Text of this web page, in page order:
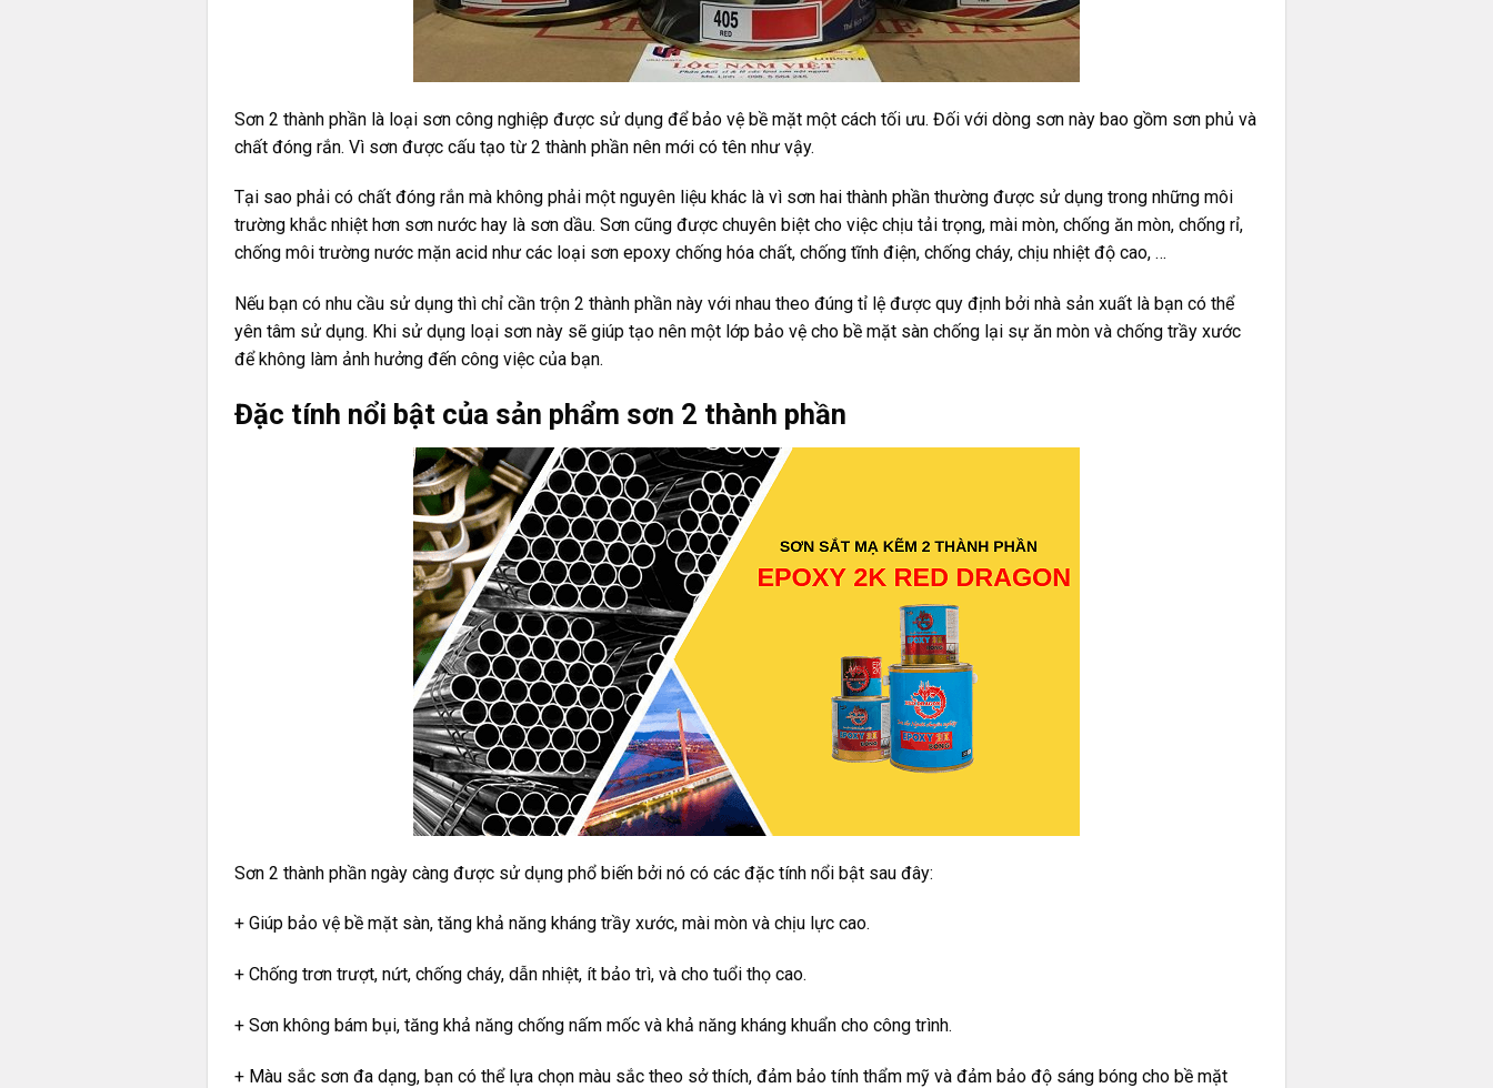
Sơn 2 thành phần là loại sơn công nghiệp được sử dụng để bảo vệ bề mặt một cách tối ưu. Đối với dòng sơn này bao gồm sơn phủ và
chất đóng rắn. Vì sơn được cấu tạo từ 2 thành phần nên mới có tên như vậy.
Tại sao phải có chất đóng rắn mà không phải một nguyên liệu khác là vì sơn hai thành phần thường được sử dụng trong những môi
trường khắc nhiệt hơn sơn nước hay là sơn dầu. Sơn cũng được chuyên biệt cho việc chịu tải trọng, mài mòn, chống ăn mòn, chống rỉ,
chống môi trường nước mặn acid như các loại sơn epoxy chống hóa chất, chống tĩnh điện, chống cháy, chịu nhiệt độ cao, …
Nếu bạn có nhu cầu sử dụng thì chỉ cần trộn 2 thành phần này với nhau theo đúng tỉ lệ được quy định bởi nhà sản xuất là bạn có thể
yên tâm sử dụng. Khi sử dụng loại sơn này sẽ giúp tạo nên một lớp bảo vệ cho bề mặt sàn chống lại sự ăn mòn và chống trầy xước
để không làm ảnh hưởng đến công việc của bạn.
Đặc tính nổi bật của sản phẩm sơn 2 thành phần
Sơn 2 thành phần ngày càng được sử dụng phổ biến bởi nó có các đặc tính nổi bật sau đây:
+ Giúp bảo vệ bề mặt sàn, tăng khả năng kháng trầy xước, mài mòn và chịu lực cao.
+ Chống trơn trượt, nứt, chống cháy, dẫn nhiệt, ít bảo trì, và cho tuổi thọ cao.
+ Sơn không bám bụi, tăng khả năng chống nấm mốc và khả năng kháng khuẩn cho công trình.
+ Màu sắc sơn đa dạng, bạn có thể lựa chọn màu sắc theo sở thích, đảm bảo tính thẩm mỹ và đảm bảo độ sáng bóng cho bề mặt